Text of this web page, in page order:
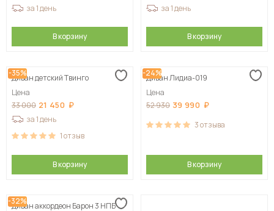
за 1 день
В корзину
за 1 день
В корзину
-35%
Диван детский Твинго
Цена
33 000 21 450
за 1 день
1отзыв
В корзину
-24%
Диван Лидиа-019
Цена
52 930 39 990
3отзыва
В корзину
-32%
Диван аккордеон Барон 3 НПБ